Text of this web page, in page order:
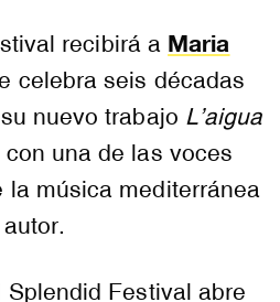
recibirá a Maria
celebra seis décadas
nuevo trabajo L’aigua
una de las voces
la música mediterránea
Festival abre